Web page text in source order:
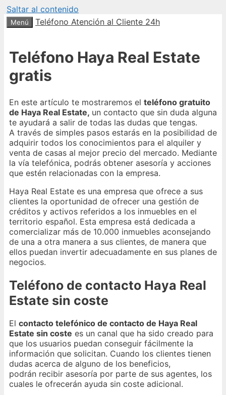
Saltar al contenido
Menú Teléfono Atención al Cliente 24h
Teléfono Haya Real Estate
gratis
En este artículo te mostraremos el teléfono gratuito
de Haya Real Estate, un contacto que sin duda alguna
te ayudará a salir de todas las dudas que tengas.
A través de simples pasos estarás en la posibilidad de
adquirir todos los conocimientos para el alquiler y
venta de casas al mejor precio del mercado. Mediante
la vía telefónica, podrás obtener asesoría y acciones
que estén relacionadas con la empresa.
Haya Real Estate es una empresa que ofrece a sus
clientes la oportunidad de ofrecer una gestión de
créditos y activos referidos a los inmuebles en el
territorio español. Esta empresa está dedicada a
comercializar más de 10.000 inmuebles aconsejando
de una a otra manera a sus clientes, de manera que
ellos puedan invertir adecuadamente en sus planes de
negocios.
Teléfono de contacto Haya Real
Estate sin coste
El contacto telefónico de contacto de Haya Real
Estate sin coste es un canal que ha sido creado para
que los usuarios puedan conseguir fácilmente la
información que solicitan. Cuando los clientes tienen
dudas acerca de alguno de los beneficios,
podrán recibir asesoría por parte de sus agentes, los
cuales le ofrecerán ayuda sin coste adicional.